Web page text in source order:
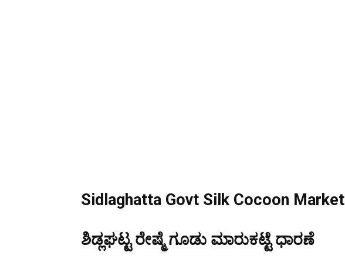
Sidlaghatta Govt Silk Cocoon Market
ಶಿಡ್ಲಘಟ್ಟ ರೇಷ್ಮೆ ಗೂಡು ಮಾರುಕಟ್ಟೆ ಧಾರಣೆ